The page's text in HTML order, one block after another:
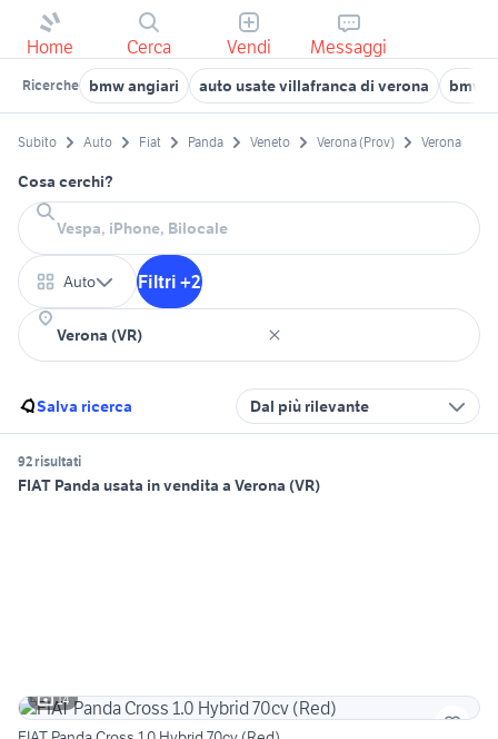
Home Cerca Vendi Messaggi
Ricerche bmw angiari auto usate villafranca di verona bmw
Subito Auto Fiat Panda Veneto Verona (Prov) Verona
Cosa cerchi?
Auto Filtri +2
Salva ricerca Dal più rilevante
92 risultati
FIAT Panda usata in vendita a Verona (VR)
14